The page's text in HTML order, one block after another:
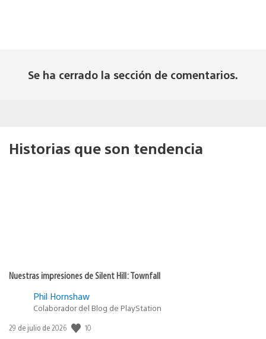
Se ha cerrado la sección de comentarios.
Historias que son tendencia
Nuestras impresiones de Silent Hill: Townfall
Phil Hornshaw
Colaborador del Blog de PlayStation
Fecha
29 de julio de 2026 10